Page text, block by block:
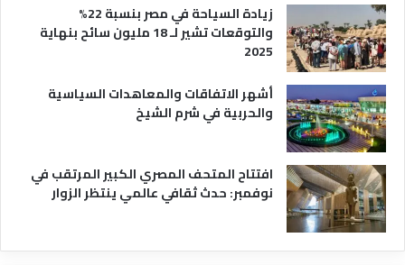
زيادة السياحة في مصر بنسبة 22%
والتوقعات تشير لـ 18 مليون سائح بنهاية
2025
أشهر الاتفاقات والمعاهدات السياسية
والحربية في شرم الشيخ
افتتاح المتحف المصري الكبير المرتقب في
نوفمبر: حدث ثقافي عالمي ينتظر الزوار